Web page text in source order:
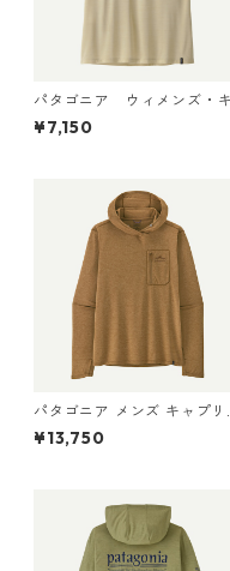
パタゴニア ウィメンズ・キ
ャプリーン・クール・ウルト
ラ・タンク Pumice - Dyno
¥7,150
パタゴニア メンズ キャプリ
ン クール サン フーディ クラ
ウド クラッグ クレスト
¥13,750